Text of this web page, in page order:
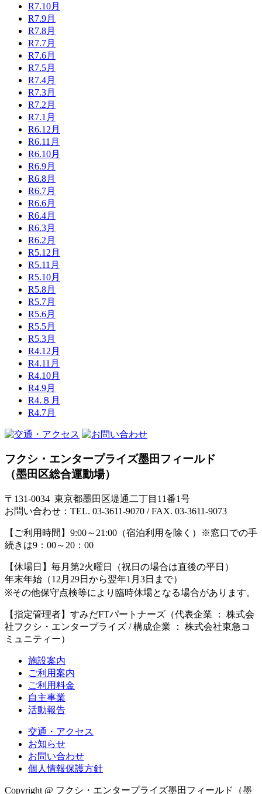
R7.10月
R7.9月
R7.8月
R7.7月
R7.6月
R7.5月
R7.4月
R7.3月
R7.2月
R7.1月
R6.12月
R6.11月
R6.10月
R6.9月
R6.8月
R6.7月
R6.6月
R6.4月
R6.3月
R6.2月
R5.12月
R5.11月
R5.10月
R5.8月
R5.7月
R5.6月
R5.5月
R5.3月
R4.12月
R4.11月
R4.10月
R4.9月
R4.８月
R4.7月
フクシ・エンタープライズ墨田フィールド
（墨田区総合運動場）
〒131-0034 東京都墨田区堤通二丁目11番1号
お問い合わせ：TEL. 03-3611-9070 / FAX. 03-3611-9073
【ご利用時間】 9:00～21:00（宿泊利用を除く）※窓口での手
続きは9：00～20：00
【休場日】 毎月第2火曜日（祝日の場合は直後の平日）
年末年始（12月29日から翌年1月3日まで）
※その他保守点検等により臨時休場となる場合があります。
【指定管理者】 すみだFTパートナーズ（代表企業 ： 株式会
社フクシ・エンタープライズ / 構成企業 ： 株式会社東急コ
ミュニティー）
施設案内
ご利用案内
ご利用料金
自主事業
活動報告
交通・アクセス
お知らせ
お問い合わせ
個人情報保護方針
Copyright @ フクシ・エンタープライズ墨田フィールド（墨